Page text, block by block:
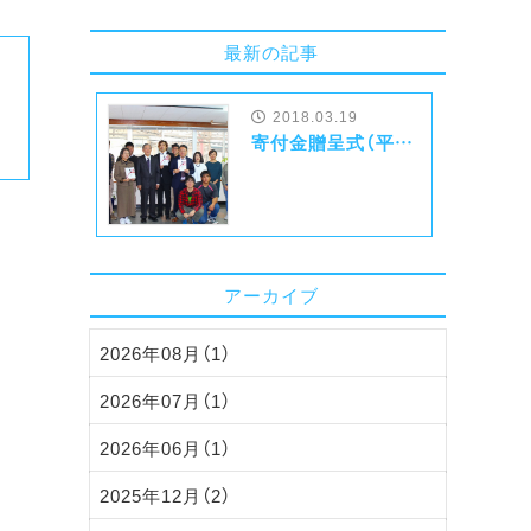
最新の記事
2018.03.19
寄付金贈呈式（平成３０年２月１６日）
アーカイブ
2026年08月（1）
2026年07月（1）
2026年06月（1）
2025年12月（2）